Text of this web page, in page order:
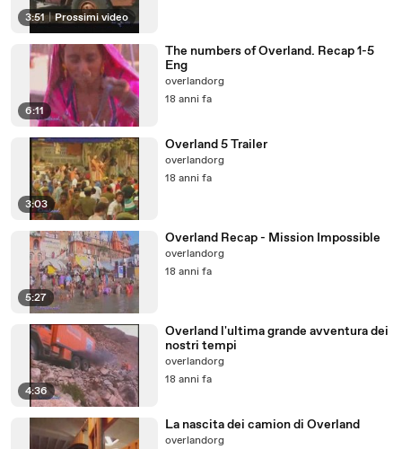
3:51 | Prossimi video
6:11
The numbers of Overland. Recap 1-5
Eng
overlandorg
18 anni fa
3:03
Overland 5 Trailer
overlandorg
18 anni fa
5:27
Overland Recap - Mission Impossible
overlandorg
18 anni fa
4:36
Overland l'ultima grande avventura dei
nostri tempi
overlandorg
18 anni fa
La nascita dei camion di Overland
overlandorg